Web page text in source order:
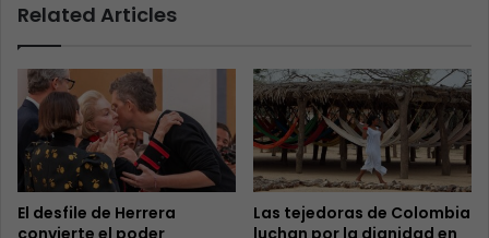
Related Articles
El desfile de Herrera
Las tejedoras de Colombia